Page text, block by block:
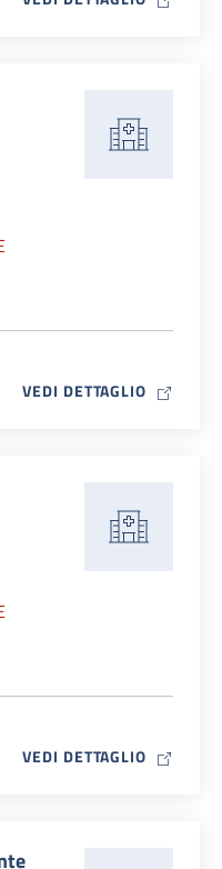
VEDI DETTAGLIO MAP ICON
VEDI DETTAGLIO MAP ICON